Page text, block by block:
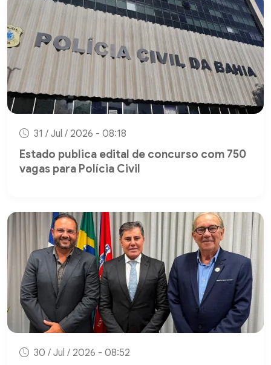
31 / Jul / 2026 - 08:18
Estado publica edital de concurso com 750
vagas para Polícia Civil
30 / Jul / 2026 - 08:52